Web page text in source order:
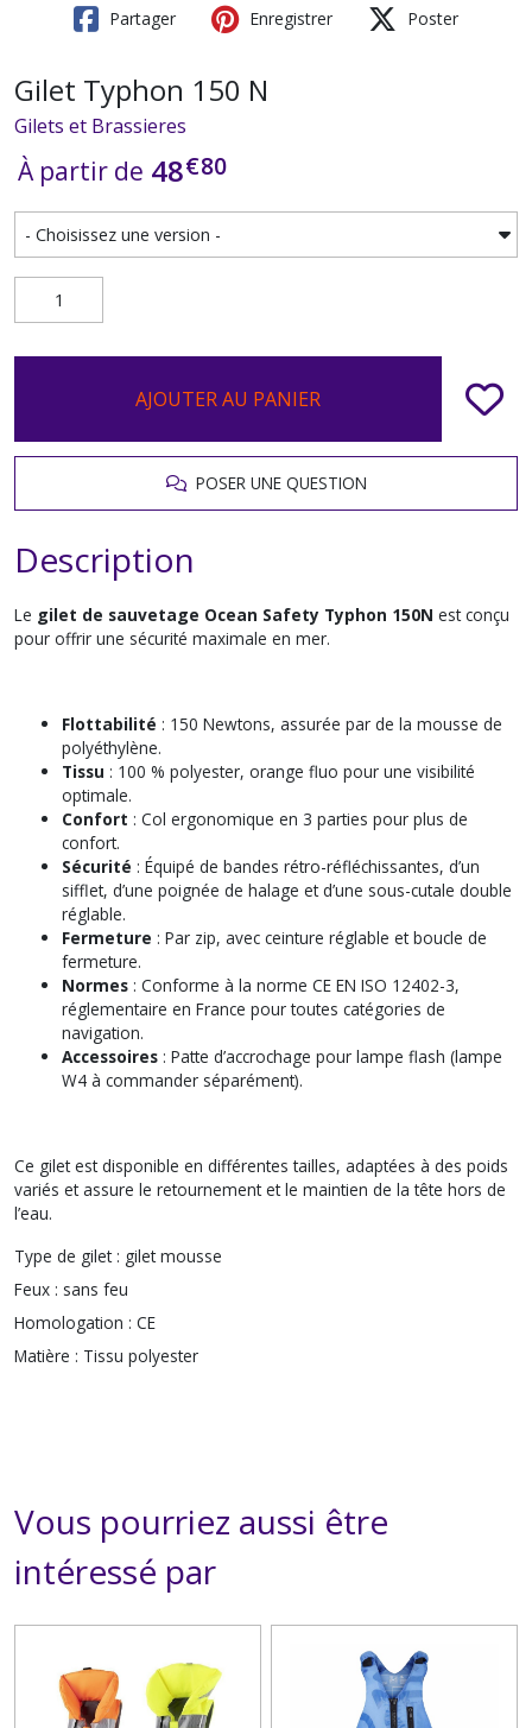
Partager Enregistrer Poster
Gilet Typhon 150 N
Gilets et Brassieres
À partir de 48€80
AJOUTER AU PANIER
POSER UNE QUESTION
Description
Le gilet de sauvetage Ocean Safety Typhon 150N est conçu
pour offrir une sécurité maximale en mer.
Flottabilité : 150 Newtons, assurée par de la mousse de
polyéthylène.
Tissu : 100 % polyester, orange fluo pour une visibilité
optimale.
Confort : Col ergonomique en 3 parties pour plus de
confort.
Sécurité : Équipé de bandes rétro-réfléchissantes, d’un
sifflet, d’une poignée de halage et d’une sous-cutale double
réglable.
Fermeture : Par zip, avec ceinture réglable et boucle de
fermeture.
Normes : Conforme à la norme CE EN ISO 12402-3,
réglementaire en France pour toutes catégories de
navigation.
Accessoires : Patte d’accrochage pour lampe flash (lampe
W4 à commander séparément).
Ce gilet est disponible en différentes tailles, adaptées à des poids
variés et assure le retournement et le maintien de la tête hors de
l’eau.
Type de gilet : gilet mousse
Feux : sans feu
Homologation : CE
Matière : Tissu polyester
Vous pourriez aussi être
intéressé par